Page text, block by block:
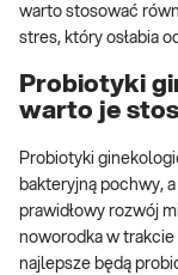
warto stosować
stres, który osłabia
Probiotyki
warto je
Probiotyki
bakteryjną pochwy,
prawidłowy rozwój
noworodka w trakcie
najlepsze będą